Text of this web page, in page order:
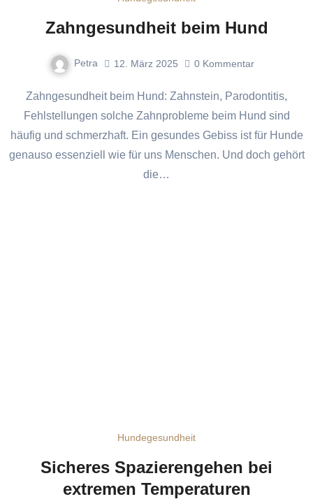
Zahngesundheit beim Hund
Petra 12. März 2025 0 Kommentar
Zahngesundheit beim Hund: Zahnstein, Parodontitis,
Fehlstellungen solche Zahnprobleme beim Hund sind
häufig und schmerzhaft. Ein gesundes Gebiss ist für Hunde
genauso essenziell wie für uns Menschen. Und doch gehört
die…
Hundegesundheit
Sicheres Spazierengehen bei
extremen Temperaturen